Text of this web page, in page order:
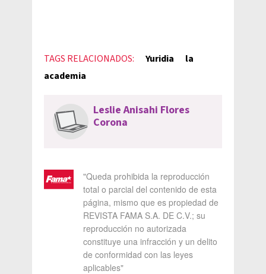
TAGS RELACIONADOS: Yuridia
la
academia
Leslie Anisahi Flores
Corona
"Queda prohibida la reproducción
total o parcial del contenido de esta
página, mismo que es propiedad de
REVISTA FAMA S.A. DE C.V.; su
reproducción no autorizada
constituye una infracción y un delito
de conformidad con las leyes
aplicables"